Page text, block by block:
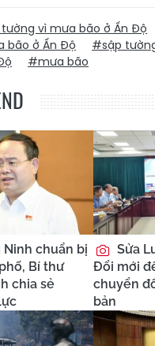
vì mưa bão ở Ấn Độ
bão ở Ấn Độ
#sập
#mưa bão
Ninh chuẩn bị
Bí thư
chia sẻ
Sửa
Đổi mới
chuyển
bản